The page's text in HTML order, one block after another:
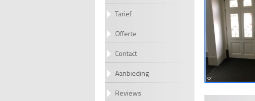
Tarief
Offerte
Contact
Aanbieding
Reviews